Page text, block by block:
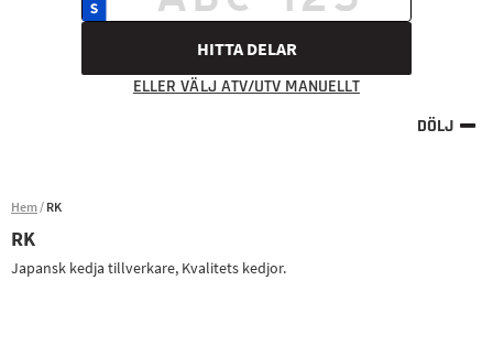
HITTA DELAR
ELLER VÄLJ ATV/UTV MANUELLT
DÖLJ
Hem RK
RK
Japansk kedja tillverkare, Kvalitets kedjor.